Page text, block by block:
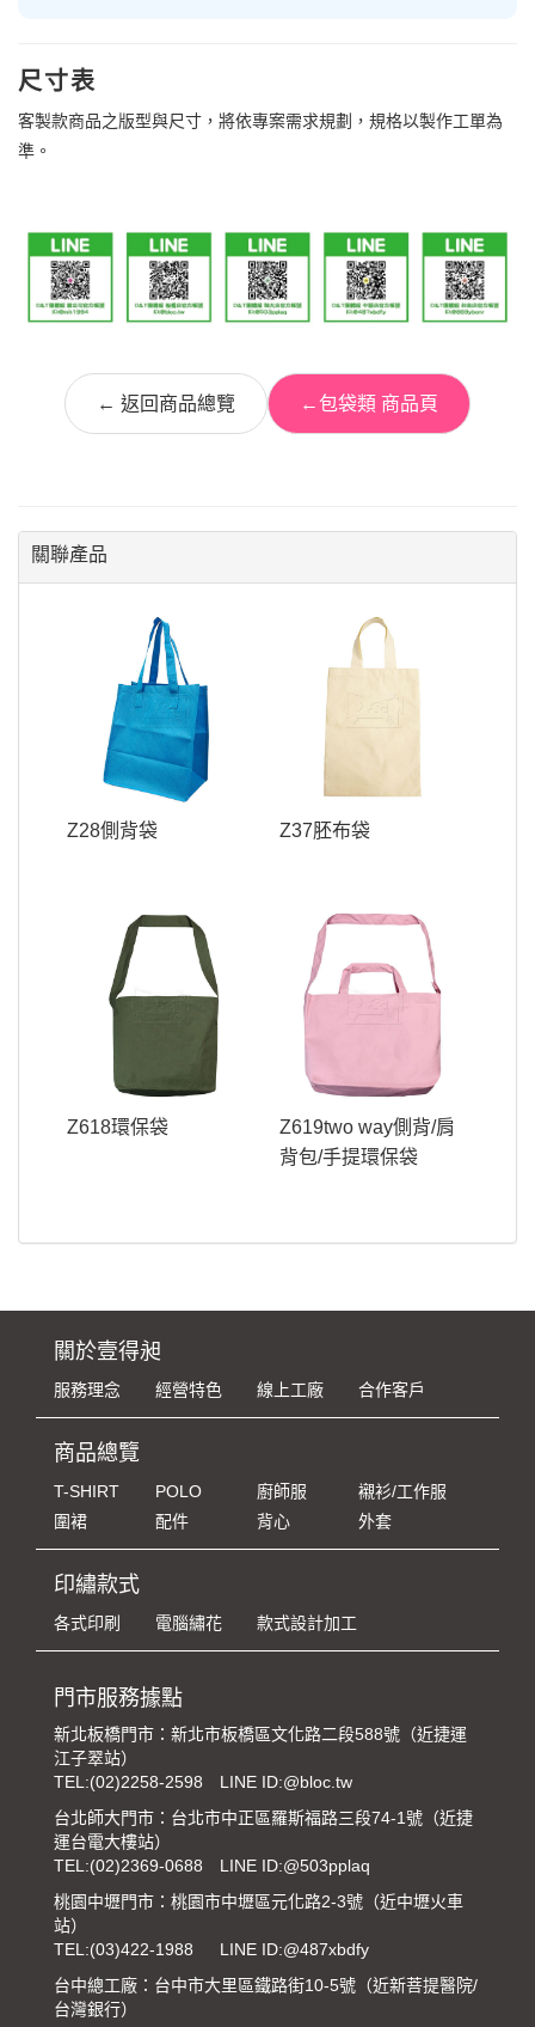
尺寸表
客製款商品之版型與尺寸，將依專案需求規劃，規格以製作工單為
準。
← 返回商品總覽 ←包袋類 商品頁
關聯產品
Z28側背袋 Z37胚布袋
Z618環保袋
Z619two way側背/肩
背包/手提環保袋
關於壹得昶
服務理念 經營特色 線上工廠 合作客戶
商品總覽
T-SHIRT POLO 廚師服
襯衫/工作服
圍裙
配件 背心 外套
印繡款式
各式印刷 電腦繡花 款式設計加工
門市服務據點
新北板橋門市：新北市板橋區文化路二段588號（近捷運
江子翠站）
TEL:(02)2258-2598
LINE ID:@bloc.tw
台北師大門市：台北市中正區羅斯福路三段74-1號（近捷
運台電大樓站）
TEL:(02)2369-0688
LINE ID:@503pplaq
桃園中壢門市：桃園市中壢區元化路2-3號（近中壢火車
站）
TEL:(03)422-1988
LINE ID:@487xbdfy
台中總工廠：台中市大里區鐵路街10-5號（近新菩提醫院/
台灣銀行）